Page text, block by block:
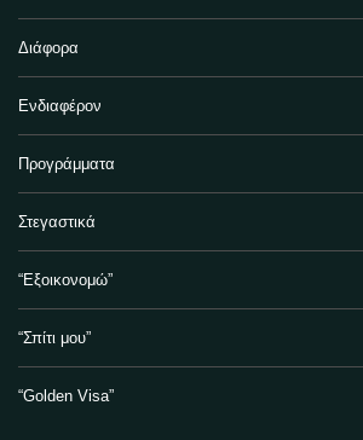
Διάφορα
Ενδιαφέρον
Προγράμματα
Στεγαστικά
“Εξοικονομώ”
“Σπίτι μου”
“Golden Visa”